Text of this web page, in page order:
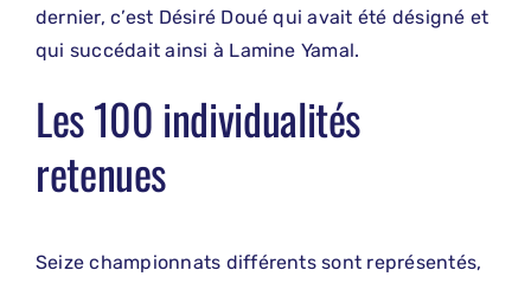
dernier, c’est Désiré Doué qui avait été désigné et
qui succédait ainsi à Lamine Yamal.
Les 100 individualités
retenues
Seize championnats différents sont représentés,